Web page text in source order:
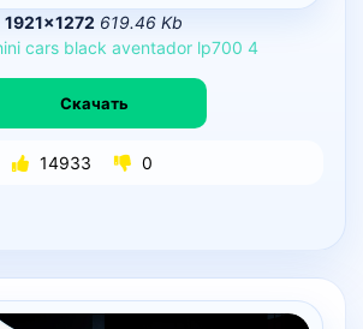
1921×1272 619.46 Kb
cars black aventador lp700 4
Скачать
14933 0